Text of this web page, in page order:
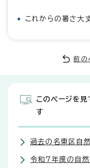
これからの暑さ大
前の
このページを
す
過去の名東区自
令和7年度の自